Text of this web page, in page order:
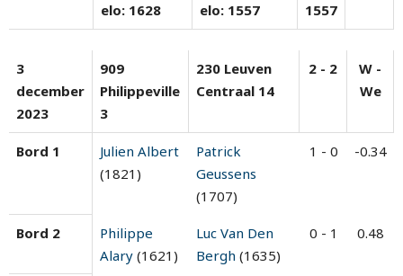
elo: 1628
elo: 1557
1557
3
december
2023
909
Philippeville
3
230 Leuven
Centraal 14
2 - 2
W -
We
Bord 1
Julien Albert
(1821)
Patrick
Geussens
(1707)
1 - 0 -0.34
Bord 2
Philippe
Alary (1621)
Luc Van Den
Bergh (1635)
0 - 1 0.48